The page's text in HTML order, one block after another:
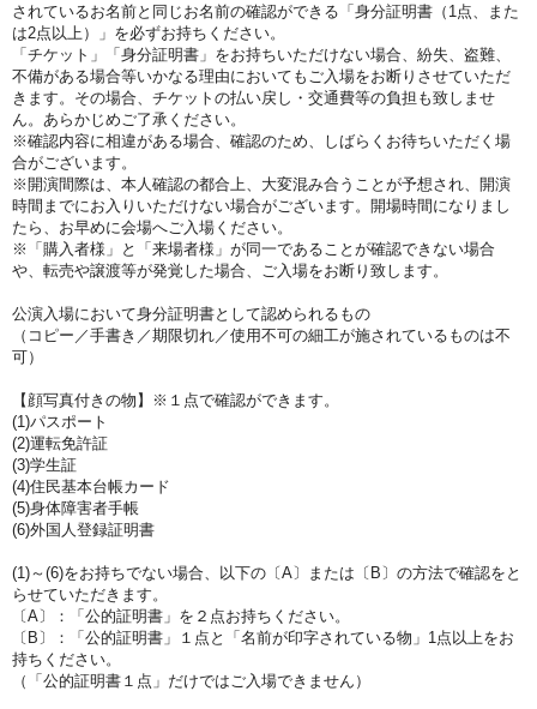
されているお名前と同じお名前の確認ができる「身分証明書（1点、また
は2点以上）」を必ずお持ちください。
「チケット」「身分証明書」をお持ちいただけない場合、紛失、盗難、
不備がある場合等いかなる理由においてもご入場をお断りさせていただ
きます。その場合、チケットの払い戻し・交通費等の負担も致しませ
ん。あらかじめご了承ください。
※確認内容に相違がある場合、確認のため、しばらくお待ちいただく場
合がございます。
※開演間際は、本人確認の都合上、大変混み合うことが予想され、開演
時間までにお入りいただけない場合がございます。開場時間になりまし
たら、お早めに会場へご入場ください。
※「購入者様」と「来場者様」が同一であることが確認できない場合
や、転売や譲渡等が発覚した場合、ご入場をお断り致します。
公演入場において身分証明書として認められるもの
（コピー／手書き／期限切れ／使用不可の細工が施されているものは不
可）
【顔写真付きの物】※１点で確認ができます。
(1)パスポート
(2)運転免許証
(3)学生証
(4)住民基本台帳カード
(5)身体障害者手帳
(6)外国人登録証明書
(1)～(6)をお持ちでない場合、以下の〔A〕または〔B〕の方法で確認をと
らせていただきます。
〔A〕：「公的証明書」を２点お持ちください。
〔B〕：「公的証明書」１点と「名前が印字されている物」1点以上をお
持ちください。
（「公的証明書１点」だけではご入場できません）